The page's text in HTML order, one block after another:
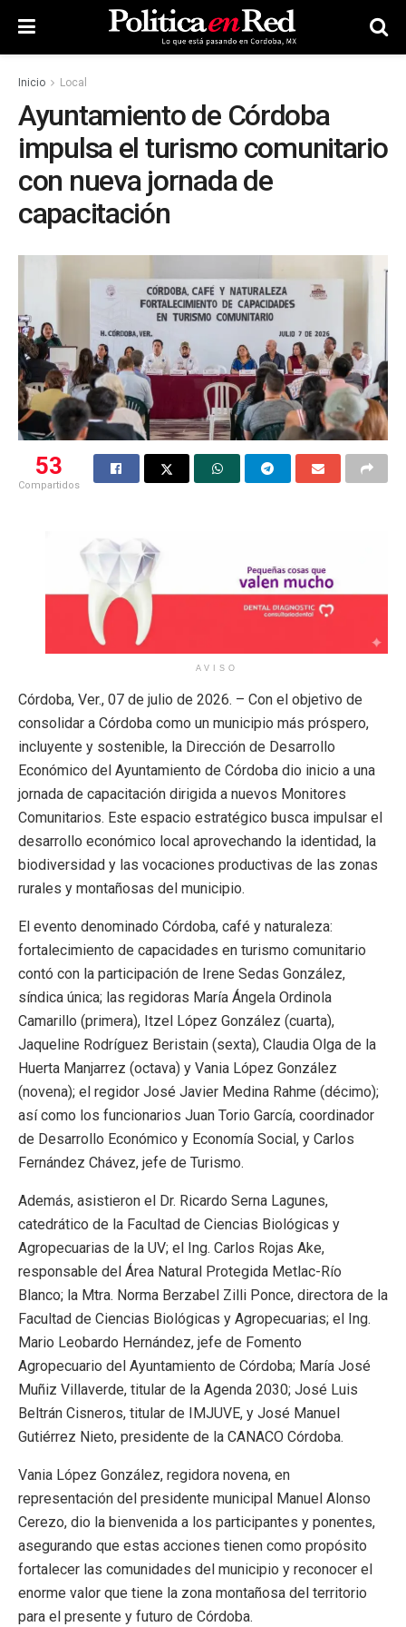
Inicio Local
Ayuntamiento de Córdoba
impulsa el turismo comunitario
con nueva jornada de
capacitación
53
Compartidos
AVISO
Córdoba, Ver., 07 de julio de 2026. – Con el objetivo de
consolidar a Córdoba como un municipio más próspero,
incluyente y sostenible, la Dirección de Desarrollo
Económico del Ayuntamiento de Córdoba dio inicio a una
jornada de capacitación dirigida a nuevos Monitores
Comunitarios. Este espacio estratégico busca impulsar el
desarrollo económico local aprovechando la identidad, la
biodiversidad y las vocaciones productivas de las zonas
rurales y montañosas del municipio.
El evento denominado Córdoba, café y naturaleza:
fortalecimiento de capacidades en turismo comunitario
contó con la participación de Irene Sedas González,
síndica única; las regidoras María Ángela Ordinola
Camarillo (primera), Itzel López González (cuarta),
Jaqueline Rodríguez Beristain (sexta), Claudia Olga de la
Huerta Manjarrez (octava) y Vania López González
(novena); el regidor José Javier Medina Rahme (décimo);
así como los funcionarios Juan Torio García, coordinador
de Desarrollo Económico y Economía Social, y Carlos
Fernández Chávez, jefe de Turismo.
Además, asistieron el Dr. Ricardo Serna Lagunes,
catedrático de la Facultad de Ciencias Biológicas y
Agropecuarias de la UV; el Ing. Carlos Rojas Ake,
responsable del Área Natural Protegida Metlac-Río
Blanco; la Mtra. Norma Berzabel Zilli Ponce, directora de la
Facultad de Ciencias Biológicas y Agropecuarias; el Ing.
Mario Leobardo Hernández, jefe de Fomento
Agropecuario del Ayuntamiento de Córdoba; María José
Muñiz Villaverde, titular de la Agenda 2030; José Luis
Beltrán Cisneros, titular de IMJUVE, y José Manuel
Gutiérrez Nieto, presidente de la CANACO Córdoba.
Vania López González, regidora novena, en
representación del presidente municipal Manuel Alonso
Cerezo, dio la bienvenida a los participantes y ponentes,
asegurando que estas acciones tienen como propósito
fortalecer las comunidades del municipio y reconocer el
enorme valor que tiene la zona montañosa del territorio
para el presente y futuro de Córdoba.